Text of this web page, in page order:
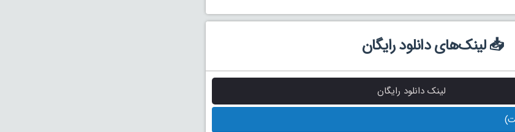
📥 لینک‌های دانلود رایگان
لینک دانلود رایگان